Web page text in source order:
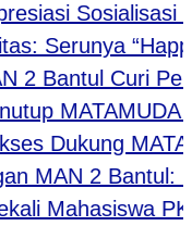
Sosialisasi
Serunya “Happy
Bantul Curi
MATAMUDA
Dukung
2 Bantul:
Mahasiswa PK